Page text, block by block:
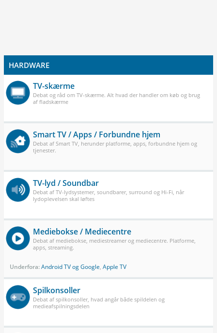
HARDWARE
TV-skærme
Debat og råd om TV-skærme. Alt hvad der handler om køb og brug
af fladskærme
Smart TV / Apps / Forbundne hjem
Debat af Smart TV, herunder platforme, apps, forbundne hjem og
tjenester.
TV-lyd / Soundbar
Debat af TV-lydsystemer, soundbarer, surround og Hi-Fi, når
lydoplevelsen skal løftes
Mediebokse / Mediecentre
Debat af mediebokse, mediestreamer og mediecentre. Platforme,
apps, streaming.
Underfora:Android TV og Google, Apple TV
Spilkonsoller
Debat af spilkonsoller, hvad angår både spildelen og
medieafspilningsdelen